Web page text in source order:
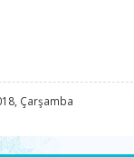
Çarşamba